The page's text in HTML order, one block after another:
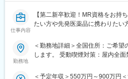
ン活動を行っていただきます。
め、価格交渉・納品・注文書の対
個人の予算はありますが、チー
り、過度なプレッシャーなく顧客
仕事内容
【第二新卒歓迎！MR資格をお持
たい方や先発医薬品に携わりた
【はじめに】
勤務地
＜勤務地詳細＞全国住所：ご希望
します。 受動喫煙対策：屋内全
＜予定年収＞550万円～900万円